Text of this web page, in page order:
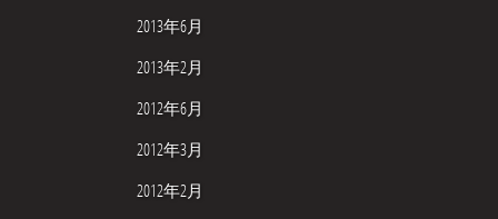
2013年6月
2013年2月
2012年6月
2012年3月
2012年2月